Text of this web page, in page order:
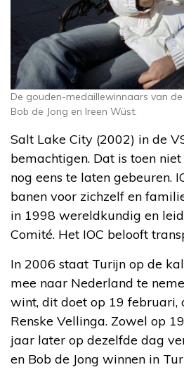
De gouden-medaillewinnaars van
Bob de Jong en Ireen Wüst.
Salt Lake City (2002) in de
bemachtigen. Dat is toen
nog eens te laten gebeuren.
banen voor zichzelf en
in 1998 wereldkundig en
Comité. Het IOC belooft
In 2006 staat Turijn op de
mee naar Nederland te
wint, dit doet op 19 februari,
Renske Vellinga. Zowel op
jaar later op dezelfde dag
en Bob de Jong winnen in